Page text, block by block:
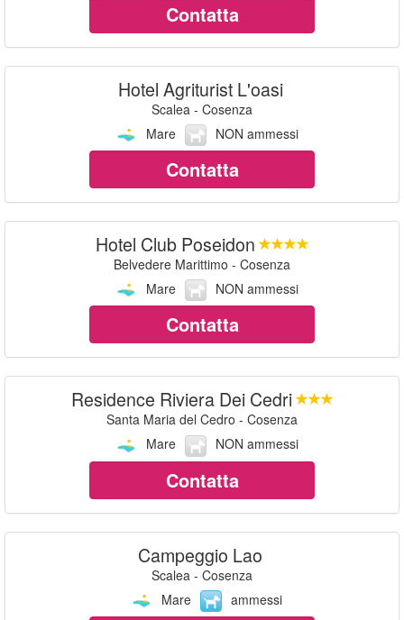
Contatta
Hotel Agriturist L'oasi
Scalea - Cosenza
Mare
NON ammessi
Contatta
Hotel Club Poseidon
Belvedere Marittimo - Cosenza
Mare
NON ammessi
Contatta
Residence Riviera Dei Cedri
Santa Maria del Cedro - Cosenza
Mare
NON ammessi
Contatta
Campeggio Lao
Scalea - Cosenza
Mare
ammessi